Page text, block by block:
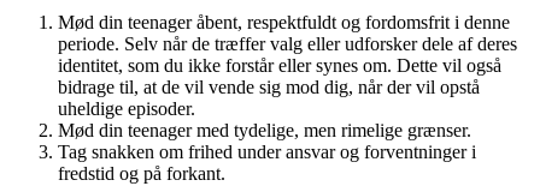
Mød din teenager åbent, respektfuldt og fordomsfrit i denne
periode. Selv når de træffer valg eller udforsker dele af deres
identitet, som du ikke forstår eller synes om. Dette vil også
bidrage til, at de vil vende sig mod dig, når der vil opstå
uheldige episoder.
Mød din teenager med tydelige, men rimelige grænser.
Tag snakken om frihed under ansvar og forventninger i
fredstid og på forkant.